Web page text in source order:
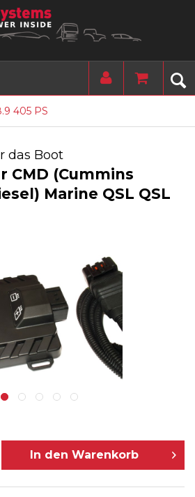
405 PS
das Boot
CMD (Cummins
Marine QSL QSL
In den Warenkorb